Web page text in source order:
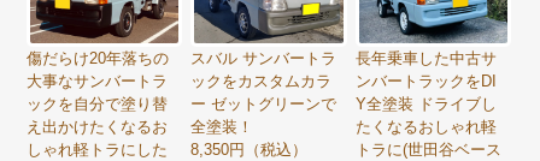
傷だらけ20年落ちの
大事なサンバートラ
ックを自分で塗り替
え出かけたくなるお
しゃれ軽トラにした
スバル サンバートラ
ックをカスタムカラ
ー ゼットグリーンで
全塗装！
8,350円（税込）
長年乗車した中古サ
ンバートラックをDI
Y全塗装 ドライブし
たくなるおしゃれ軽
トラに(世田谷ベース